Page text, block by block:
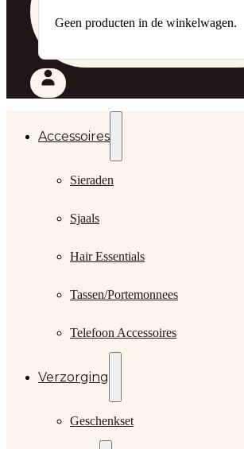
Geen producten in de winkelwagen.
Accessoires
Sieraden
Sjaals
Hair Essentials
Tassen/Portemonnees
Telefoon Accessoires
Verzorging
Geschenkset